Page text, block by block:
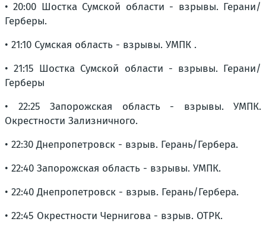
• 20:00 Шостка Сумской области - взрывы. Герани/
Герберы.
• 21:10 Сумская область - взрывы. УМПК .
• 21:15 Шостка Сумской области - взрывы. Герани/
Герберы
• 22:25 Запорожская область - взрывы. УМПК.
Окрестности Зализничного.
• 22:30 Днепропетровск - взрыв. Герань/Гербера.
• 22:40 Запорожская область - взрывы. УМПК.
• 22:40 Днепропетровск - взрыв. Герань/Гербера.
• 22:45 Окрестности Чернигова - взрыв. ОТРК.